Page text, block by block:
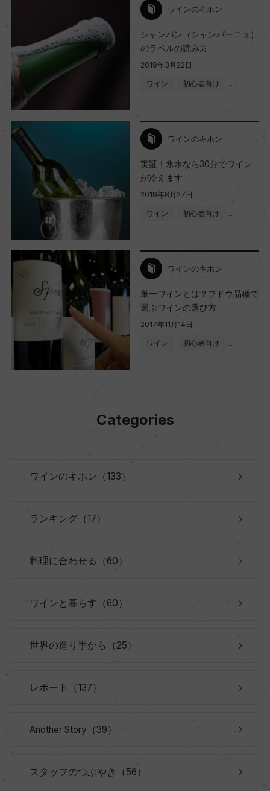
ワインのキホン
シャンパン（シャンパーニュ）
のラベルの読み方
2019年3月22日
ワイン 初心者向け …
ワインのキホン
実証！氷水なら30分でワイン
が冷えます
2018年8月27日
ワイン 初心者向け …
ワインのキホン
単一ワインとは？ブドウ品種で
選ぶワインの選び方
2017年11月14日
ワイン 初心者向け …
Categories
ワインのキホン（133）
ランキング（17）
料理に合わせる（60）
ワインと暮らす（60）
世界の造り手から（25）
レポート（137）
Another Story（39）
スタッフのつぶやき（56）